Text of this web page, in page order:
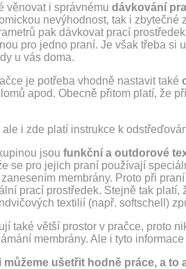
věnovat i správnému dávkování
nevýhodnost, tak i
pak dávkovat prací
pro jedno praní. Je však třeba
u vás doma.
je potřeba vhodně nastavit také
apod. Obecně přitom platí, že
i zde platí instrukce k
jsou funkční a outdorové
se pro jejich praní používají
membrány. Proto při
prací prostředek. Stejně tak
textilií (např. softschell)
také větší prostor v pračce, proto
membrány. Ale i tyto
můžeme ušetřit hodně práce, a